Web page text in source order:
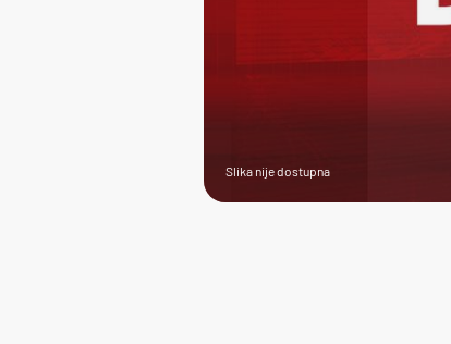
Slika nije dostupna